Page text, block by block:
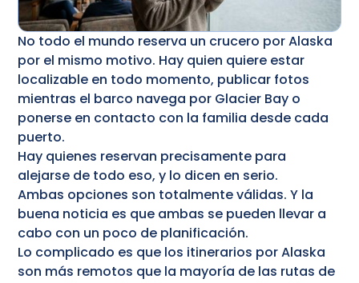
No todo el mundo reserva un crucero por Alaska
por el mismo motivo. Hay quien quiere estar
localizable en todo momento, publicar fotos
mientras el barco navega por Glacier Bay o
ponerse en contacto con la familia desde cada
puerto.
Hay quienes reservan precisamente para
alejarse de todo eso, y lo dicen en serio.
Ambas opciones son totalmente válidas. Y la
buena noticia es que ambas se pueden llevar a
cabo con un poco de planificación.
Lo complicado es que los itinerarios por Alaska
son más remotos que la mayoría de las rutas de